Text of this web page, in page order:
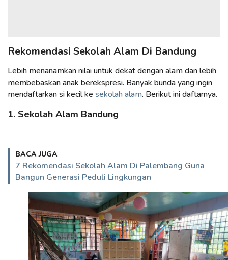
Rekomendasi Sekolah Alam Di Bandung
Lebih menanamkan nilai untuk dekat dengan alam dan lebih
membebaskan anak berekspresi. Banyak bunda yang ingin
mendaftarkan si kecil ke sekolah alam. Berikut ini daftarnya.
1. Sekolah Alam Bandung
BACA JUGA
7 Rekomendasi Sekolah Alam Di Palembang Guna
Bangun Generasi Peduli Lingkungan